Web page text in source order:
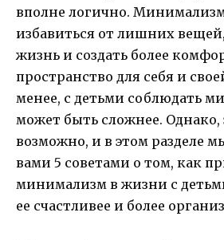
вполне логично.
избавиться от лишних
жизнь и создать более
пространство для себя и
менее, с детьми соблюдать
может быть сложнее. Однако,
возможно, и в этом разделе
вами 5 советами о том, как
минимализм в жизни с
ее счастливее и более